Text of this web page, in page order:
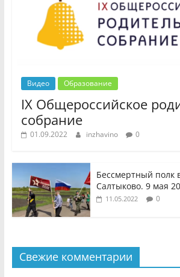
Видео Образование
IX Общероссийское
собрание
01.09.2022 inzhavino 0
Бессмертный полк
Салтыково. 9 мая
11.05.2022 0
Свежие комментарии